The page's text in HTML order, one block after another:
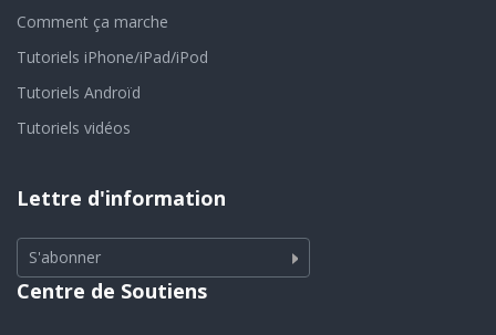
Comment ça marche
Tutoriels iPhone/iPad/iPod
Tutoriels Androïd
Tutoriels vidéos
Lettre d'information
S'abonner
Centre de Soutiens